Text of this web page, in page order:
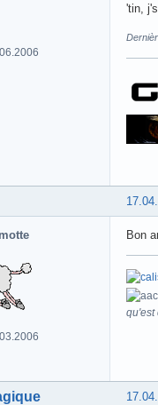
'tin,
Bon
qu'est